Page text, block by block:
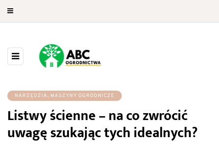
NARZĘDZIA, MASZYNY OGRODNICZE
Listwy ścienne – na co zwrócić
uwagę szukając tych idealnych?